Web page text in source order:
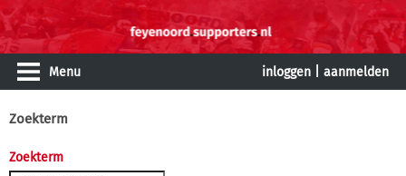
Menu inloggen aanmelden
Zoekterm
Zoekterm